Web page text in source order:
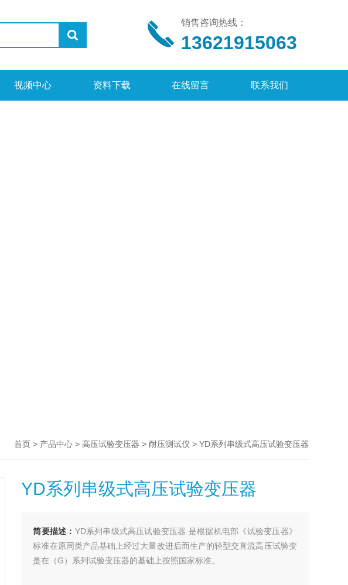
销售咨询热线：
13621915063
视频中心 资料下载 在线留言 联系我们
首页> 产品中心> 高压试验变压器 > 耐压测试仪 > YD系列串级式高压试验变压器
YD系列串级式高压试验变压器
简要描述： YD系列串级式高压试验变压器 是根据机电部《试验变压器》
标准在原同类产品基础上经过大量改进后而生产的轻型交直流高压试验变
是在（G）系列试验变压器的基础上按照国家标准。